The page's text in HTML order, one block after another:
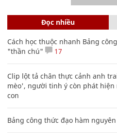
Đọc nhiều
Cách học thuộc nhanh Bảng
"thần chú"
17
Clip lột tả chân thực cảnh anh
mèo', người tinh ý còn phát
con
Bảng công thức đạo hàm